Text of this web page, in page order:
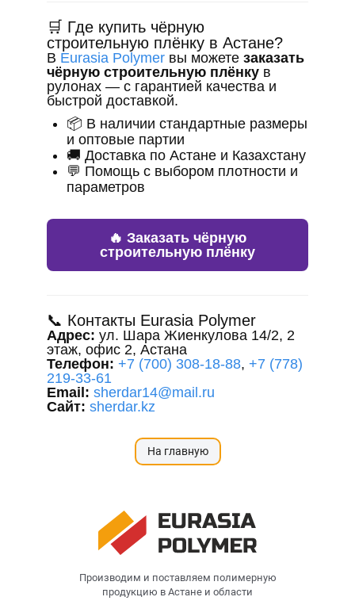
🛒 Где купить чёрную
строительную плёнку в Астане?
В Eurasia Polymer вы можете заказать
чёрную строительную плёнку в
рулонах — с гарантией качества и
быстрой доставкой.
📦 В наличии стандартные размеры
и оптовые партии
🚚 Доставка по Астане и Казахстану
💬 Помощь с выбором плотности и
параметров
🔥 Заказать чёрную
строительную плёнку
📞 Контакты Eurasia Polymer
Адрес: ул. Шара Жиенкулова 14/2, 2
этаж, офис 2, Астана
Телефон: +7 (700) 308-18-88, +7 (778)
219-33-61
Email: sherdar14@mail.ru
Сайт: sherdar.kz
На главную
Производим и поставляем полимерную
продукцию в Астане и области